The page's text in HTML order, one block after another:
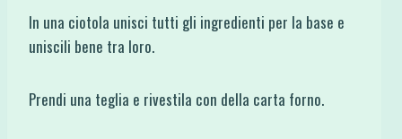
In una ciotola unisci tutti gli ingredienti per la base e
uniscili bene tra loro.
Prendi una teglia e rivestila con della carta forno.